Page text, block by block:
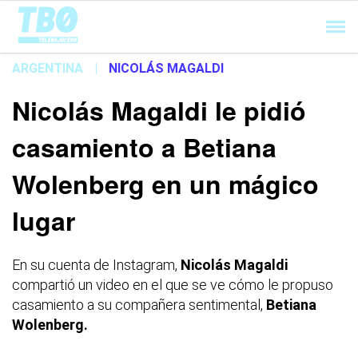
Cargando...
ARGENTINA | NICOLÁS MAGALDI
Nicolás Magaldi le pidió
casamiento a Betiana
Wolenberg en un mágico
lugar
En su cuenta de Instagram, Nicolás Magaldi
compartió un video en el que se ve cómo le propuso
casamiento a su compañera sentimental, Betiana
Wolenberg.